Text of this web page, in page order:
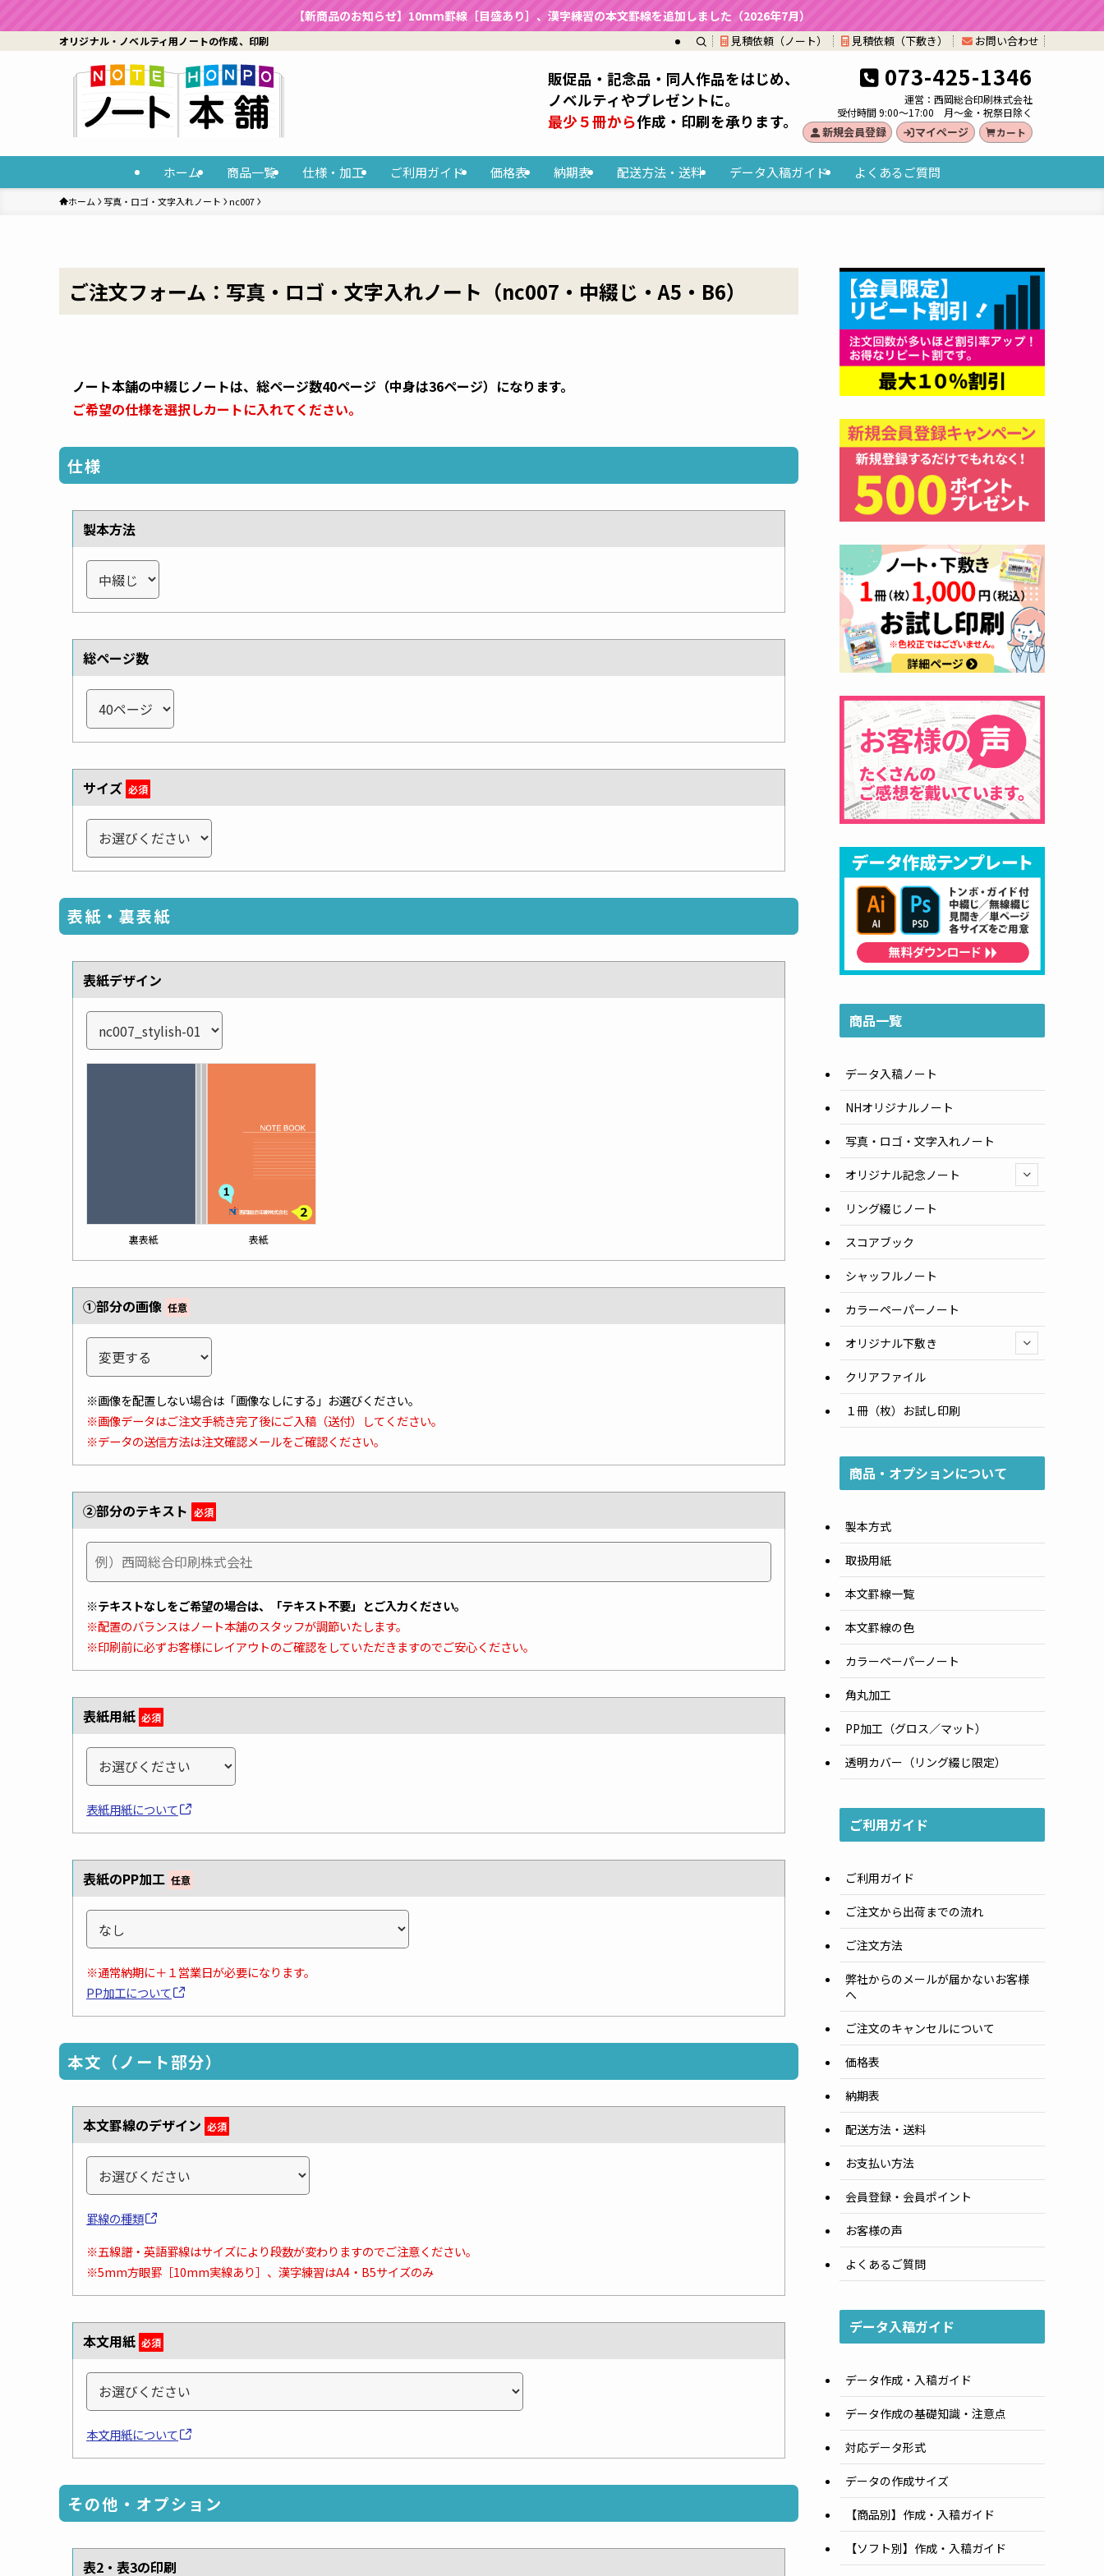
【新商品のお知らせ】10mm罫線［目盛あり］、漢字練習の本文罫線を追加しました（2026年7月）
オリジナル・ノベルティ用ノートの作成、印刷 見積依頼（ノート） 見積依頼（下敷き） お問い合わせ
ホーム 商品一覧 仕様・加工 ご利用ガイド 価格表 納期表 配送方法・送料 データ入稿ガイド よくあるご質問
販促品・記念品・同人作品をはじめ、
ノベルティやプレゼントに。
最少５冊から作成・印刷を承ります。
073-425-1346
運営：西岡総合印刷株式会社
受付時間 9:00～17:00 月～金・祝祭日除く
新規会員登録 マイページ カート
ホーム 写真・ロゴ・文字入れノート nc007
ご注文フォーム：写真・ロゴ・文字入れノート（nc007・中綴じ・A5・B6）
ノート本舗の中綴じノートは、総ページ数40ページ（中身は36ページ）になります。
ご希望の仕様を選択しカートに入れてください。
仕様
製本方法
総ページ数
サイズ 必須
表紙・裏表紙
表紙デザイン
裏表紙 表紙
①部分の画像 任意
※画像を配置しない場合は「画像なしにする」お選びください。
※画像データはご注文手続き完了後にご入稿（送付）してください。
※データの送信方法は注文確認メールをご確認ください。
②部分のテキスト 必須
※テキストなしをご希望の場合は、「テキスト不要」とご入力ください。
※配置のバランスはノート本舗のスタッフが調節いたします。
※印刷前に必ずお客様にレイアウトのご確認をしていただきますのでご安心ください。
表紙用紙 必須
表紙用紙について
表紙のPP加工 任意
※通常納期に＋１営業日が必要になります。
PP加工について
本文（ノート部分）
本文罫線のデザイン 必須
罫線の種類
※五線譜・英語罫線はサイズにより段数が変わりますのでご注意ください。
※5mm方眼罫［10mm実線あり］、漢字練習はA4・B5サイズのみ
本文用紙 必須
本文用紙について
その他・オプション
表2・表3の印刷
商品一覧
データ入稿ノート
NHオリジナルノート
写真・ロゴ・文字入れノート
オリジナル記念ノート
リング綴じノート
スコアブック
シャッフルノート
カラーペーパーノート
オリジナル下敷き
クリアファイル
１冊（枚）お試し印刷
商品・オプションについて
製本方式
取扱用紙
本文罫線一覧
本文罫線の色
カラーペーパーノート
角丸加工
PP加工（グロス／マット）
透明カバー（リング綴じ限定）
ご利用ガイド
ご利用ガイド
ご注文から出荷までの流れ
ご注文方法
弊社からのメールが届かないお客様
へ
ご注文のキャンセルについて
価格表
納期表
配送方法・送料
お支払い方法
会員登録・会員ポイント
お客様の声
よくあるご質問
データ入稿ガイド
データ作成・入稿ガイド
データ作成の基礎知識・注意点
対応データ形式
データの作成サイズ
【商品別】作成・入稿ガイド
【ソフト別】作成・入稿ガイド